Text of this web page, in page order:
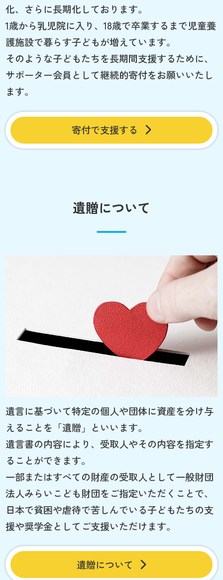
化、さらに長期化しております。
1歳から乳児院に入り、18歳で卒業するまで児童養
護施設で暮らす子どもが増えています。
そのような子どもたちを長期間支援するために、
サポーター会員として継続的寄付をお願いいたし
ます。
寄付で支援する
遺贈について
遺言に基づいて特定の個人や団体に資産を分け与
えることを「遺贈」といいます。
遺言書の内容により、受取人やその内容を指定す
ることができます。
一部またはすべての財産の受取人として一般財団
法人みらいこども財団をご指定いただくことで、
日本で貧困や虐待で苦しんでいる子どもたちの支
援や奨学金としてご支援いただけます。
遺贈について